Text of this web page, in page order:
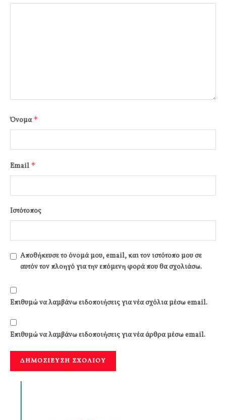
Όνομα*
Email *
Ιστότοπος
Αποθήκευσε το όνομά μου, email, και τον ιστότοπο μου σε
αυτόν τον πλοηγό για την επόμενη φορά που θα σχολιάσω.
Επιθυμώ να λαμβάνω ειδοποιήσεις για νέα σχόλια μέσω email.
Επιθυμώ να λαμβάνω ειδοποιήσεις για νέα άρθρα μέσω email.